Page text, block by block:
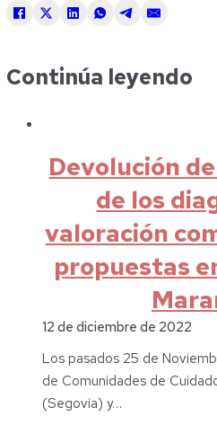
Continúa leyendo
Devolución
de los
valoración
propuestas
12 de diciembre de 2022
Los pasados 25 de
de Comunidades de
(Segovia) y…